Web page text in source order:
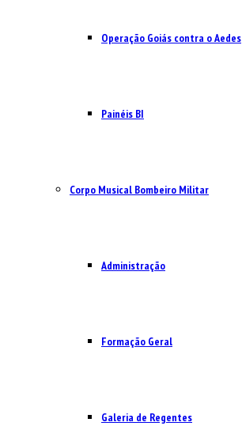
Operação Goiás contra o Aedes
Painéis BI
Corpo Musical Bombeiro Militar
Administração
Formação Geral
Galeria de Regentes